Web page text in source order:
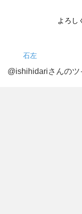
石左
よろし
@ishihidariさんのツ